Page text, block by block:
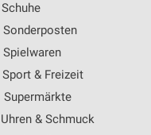
Schuhe
Sonderposten
Spielwaren
Sport & Freizeit
Supermärkte
Uhren & Schmuck